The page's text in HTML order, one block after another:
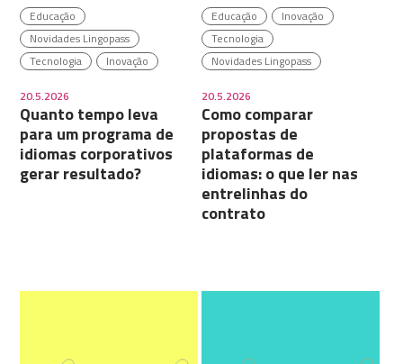
Educação
Novidades Lingopass
Tecnologia
Inovação
20.5.2026
Quanto tempo leva
para um programa de
idiomas corporativos
gerar resultado?
Educação
Inovação
Tecnologia
Novidades Lingopass
20.5.2026
Como comparar
propostas de
plataformas de
idiomas: o que ler nas
entrelinhas do
contrato